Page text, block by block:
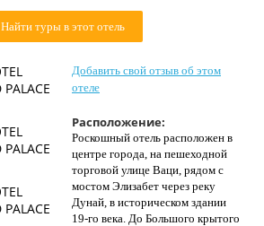
Найти туры в этот отель
Добавить свой отзыв об этом
отеле
Расположение:
Роскошный отель расположен в
центре города, на пешеходной
торговой улице Ваци, рядом с
мостом Элизабет через реку
Дунай, в историческом здании
19-го века. До Большого крытого